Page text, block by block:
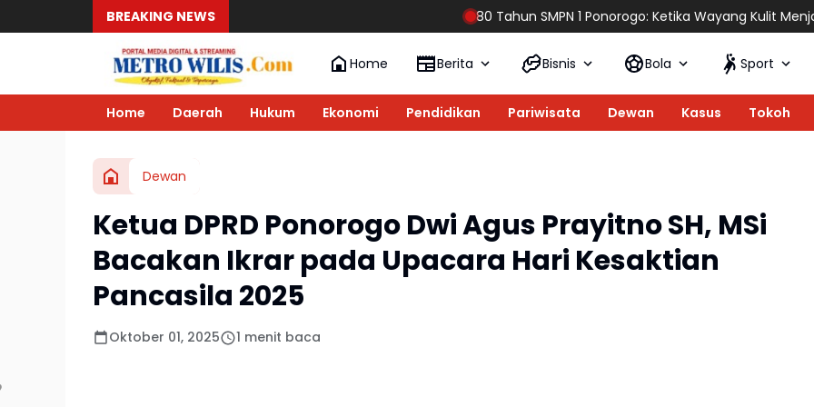
BREAKING NEWS 80 Tahun SMPN 1 Ponorogo: Ketika Wayang Kulit Menjadi Cermin
Home Berita Bisnis Bola Sport
Home Daerah Hukum Ekonomi Pendidikan Pariwisata Dewan Kasus Tokoh
Dewan
Ketua DPRD Ponorogo Dwi Agus Prayitno SH, MSi
Bacakan Ikrar pada Upacara Hari Kesaktian
Pancasila 2025
Oktober 01, 2025 1 menit baca